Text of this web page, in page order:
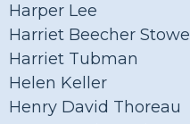
Harper Lee
Harriet Beecher Stowe
Harriet Tubman
Helen Keller
Henry David Thoreau